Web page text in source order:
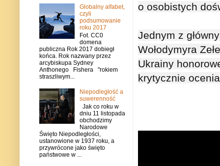
o osobistych
Jednym z
Wołodymyra
Ukrainy
krytycznie
Globalny alfabet,
czyli
podsumowanie
roku 2017
Fot. CC0
domena
publiczna Rok 2017 dobiegł
końca. Rok nazwany przez
arcybiskupa Sydney
Anthonego Fishera "rokiem
straszliwym...
Niepodległość a
suwerenność
Jak co roku w
dniu 11 listopada
obchodzimy
Narodowe
Święto Niepodległości,
ustanowione w 1937 roku, a
przywrócone jako święto
państwowe w ...